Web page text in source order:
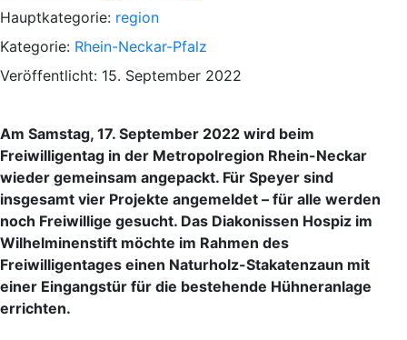
Hauptkategorie: region
Kategorie: Rhein-Neckar-Pfalz
Veröffentlicht: 15. September 2022
Am Samstag, 17. September 2022 wird beim
Freiwilligentag in der Metropolregion Rhein-Neckar
wieder gemeinsam angepackt. Für Speyer sind
insgesamt vier Projekte angemeldet – für alle werden
noch Freiwillige gesucht. Das Diakonissen Hospiz im
Wilhelminenstift möchte im Rahmen des
Freiwilligentages einen Naturholz-Stakatenzaun mit
einer Eingangstür für die bestehende Hühneranlage
errichten.